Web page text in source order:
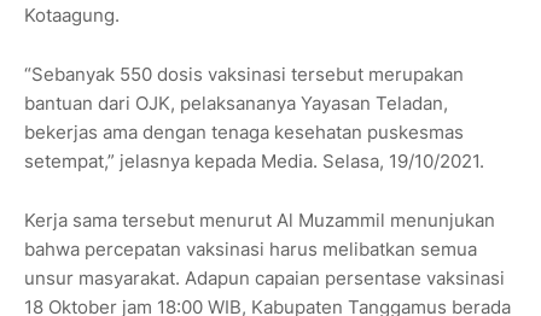
Kotaagung.
“Sebanyak 550 dosis vaksinasi tersebut merupakan
bantuan dari OJK, pelaksananya Yayasan Teladan,
bekerjas ama dengan tenaga kesehatan puskesmas
setempat,” jelasnya kepada Media. Selasa, 19/10/2021.
Kerja sama tersebut menurut Al Muzammil menunjukan
bahwa percepatan vaksinasi harus melibatkan semua
unsur masyarakat. Adapun capaian persentase vaksinasi
18 Oktober jam 18:00 WIB, Kabupaten Tanggamus berada